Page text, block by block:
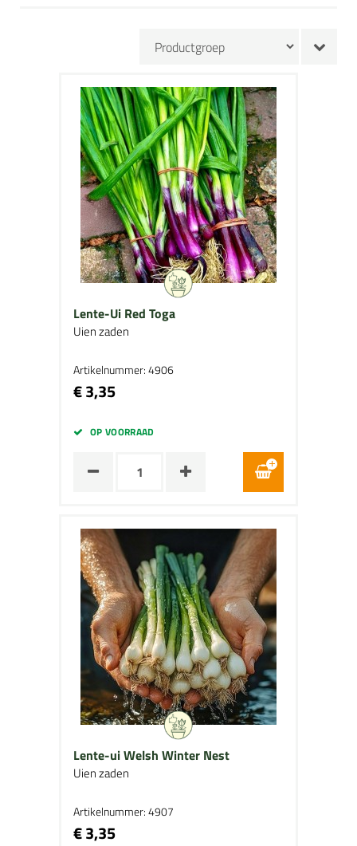
Lente-Ui Red Toga
Uien zaden
Artikelnummer: 4906
€ 3,35
OP VOORRAAD
Lente-ui Welsh Winter Nest
Uien zaden
Artikelnummer: 4907
€ 3,35